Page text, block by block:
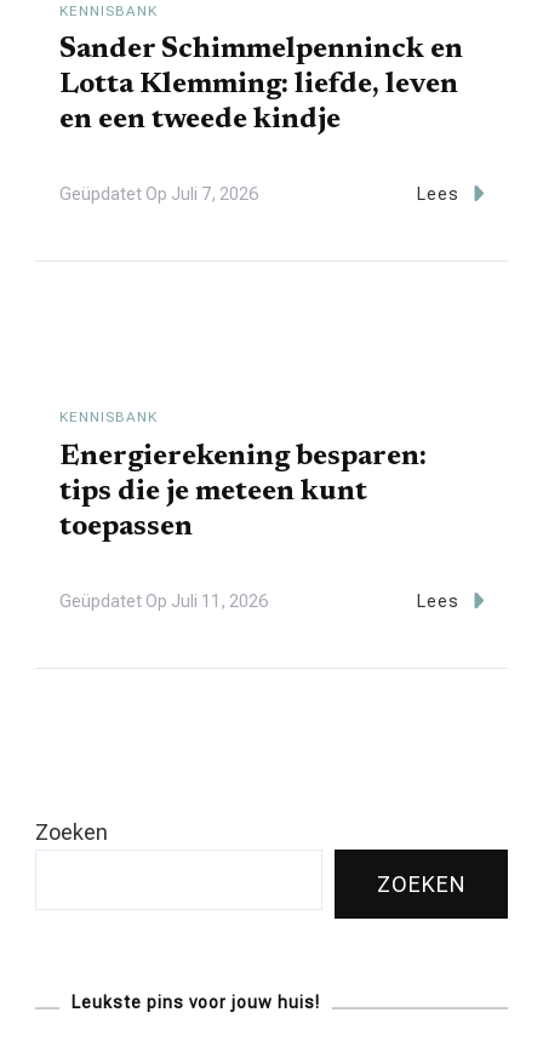
KENNISBANK
Sander Schimmelpenninck en
Lotta Klemming: liefde, leven
en een tweede kindje
Geüpdatet Op Juli 7, 2026 Lees
KENNISBANK
Energierekening besparen:
tips die je meteen kunt
toepassen
Geüpdatet Op Juli 11, 2026 Lees
Zoeken
ZOEKEN
Leukste pins voor jouw huis!